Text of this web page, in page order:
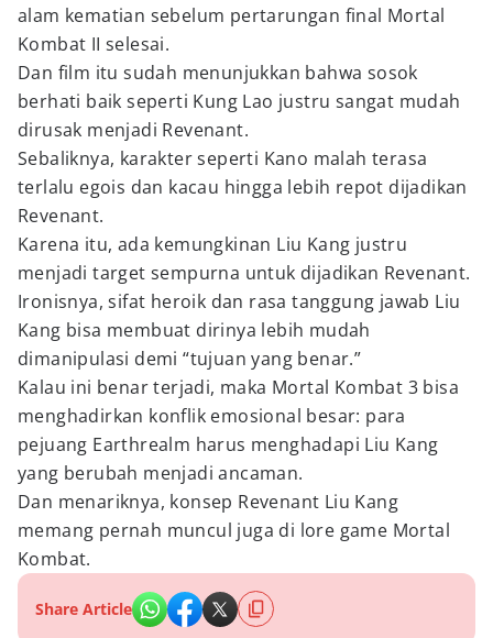
alam kematian sebelum pertarungan final Mortal
Kombat II selesai.
Dan film itu sudah menunjukkan bahwa sosok
berhati baik seperti Kung Lao justru sangat mudah
dirusak menjadi Revenant.
Sebaliknya, karakter seperti Kano malah terasa
terlalu egois dan kacau hingga lebih repot dijadikan
Revenant.
Karena itu, ada kemungkinan Liu Kang justru
menjadi target sempurna untuk dijadikan Revenant.
Ironisnya, sifat heroik dan rasa tanggung jawab Liu
Kang bisa membuat dirinya lebih mudah
dimanipulasi demi “tujuan yang benar.”
Kalau ini benar terjadi, maka Mortal Kombat 3 bisa
menghadirkan konflik emosional besar: para
pejuang Earthrealm harus menghadapi Liu Kang
yang berubah menjadi ancaman.
Dan menariknya, konsep Revenant Liu Kang
memang pernah muncul juga di lore game Mortal
Kombat.
Share Article